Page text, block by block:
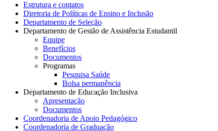
Estrutura e contatos
Diretoria de Políticas de Ensino e Inclusão
Departamento de Seleção
Departamento de Gestão de Assistência Estudantil
Equipe
Benefícios
Documentos
Programas
Pesquisa Saúde
Bolsa permanência
Departamento de Educação Inclusiva
Apresentação
Documentos
Coordenadoria de Apoio Pedagógico
Coordenadoria de Graduação